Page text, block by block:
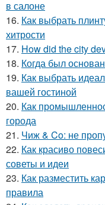
в салоне
16. Как выбрать
хитрости
17. How did the city
18. Когда был
19. Как выбрать
вашей гостиной
20. Как
города
21. Чиж & Co: не
22. Как красиво
советы и идеи
23. Как разместить
правила